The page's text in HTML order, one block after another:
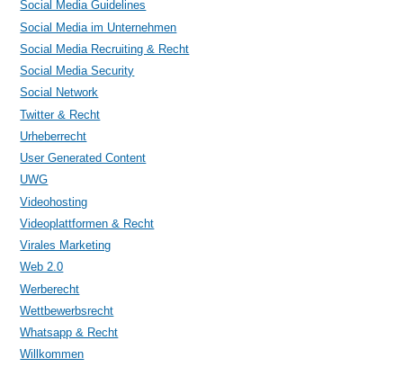
Social Media Guidelines
Social Media im Unternehmen
Social Media Recruiting & Recht
Social Media Security
Social Network
Twitter & Recht
Urheberrecht
User Generated Content
UWG
Videohosting
Videoplattformen & Recht
Virales Marketing
Web 2.0
Werberecht
Wettbewerbsrecht
Whatsapp & Recht
Willkommen